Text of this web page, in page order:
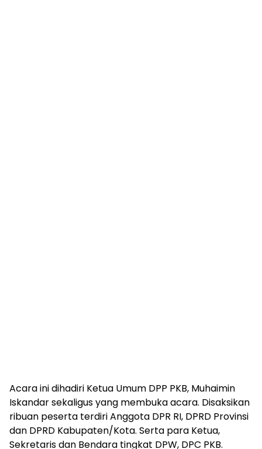
Acara ini dihadiri Ketua Umum DPP PKB, Muhaimin
Iskandar sekaligus yang membuka acara. Disaksikan
ribuan peserta terdiri Anggota DPR RI, DPRD Provinsi
dan DPRD Kabupaten/Kota. Serta para Ketua,
Sekretaris dan Bendara tingkat DPW, DPC PKB.